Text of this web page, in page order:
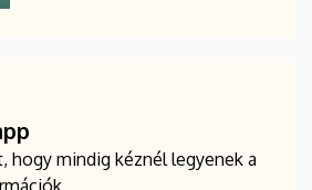
hogy mindig kéznél legyenek a